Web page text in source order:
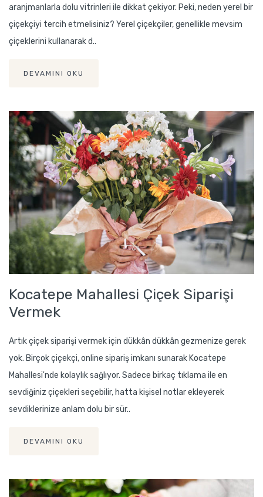
aranjmanlarla dolu vitrinleri ile dikkat çekiyor. Peki, neden yerel bir
çiçekçiyi tercih etmelisiniz? Yerel çiçekçiler, genellikle mevsim
çiçeklerini kullanarak d..
DEVAMINI OKU
Kocatepe Mahallesi Çiçek Siparişi
Vermek
Artık çiçek siparişi vermek için dükkân dükkân gezmenize gerek
yok. Birçok çiçekçi, online sipariş imkanı sunarak Kocatepe
Mahallesi'nde kolaylık sağlıyor. Sadece birkaç tıklama ile en
sevdiğiniz çiçekleri seçebilir, hatta kişisel notlar ekleyerek
sevdiklerinize anlam dolu bir sür..
DEVAMINI OKU